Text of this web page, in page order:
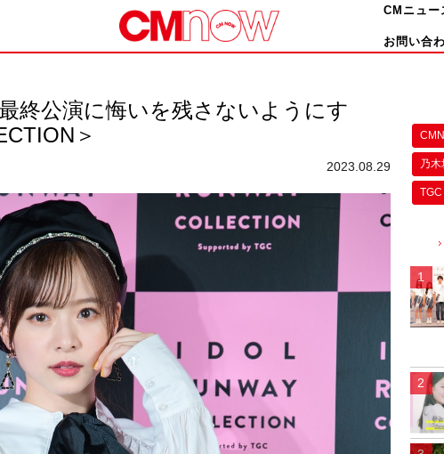
CMニュー
お問い合
終公演に悔いを残さないようにす
＞
2023.08.29 乃木
TGC